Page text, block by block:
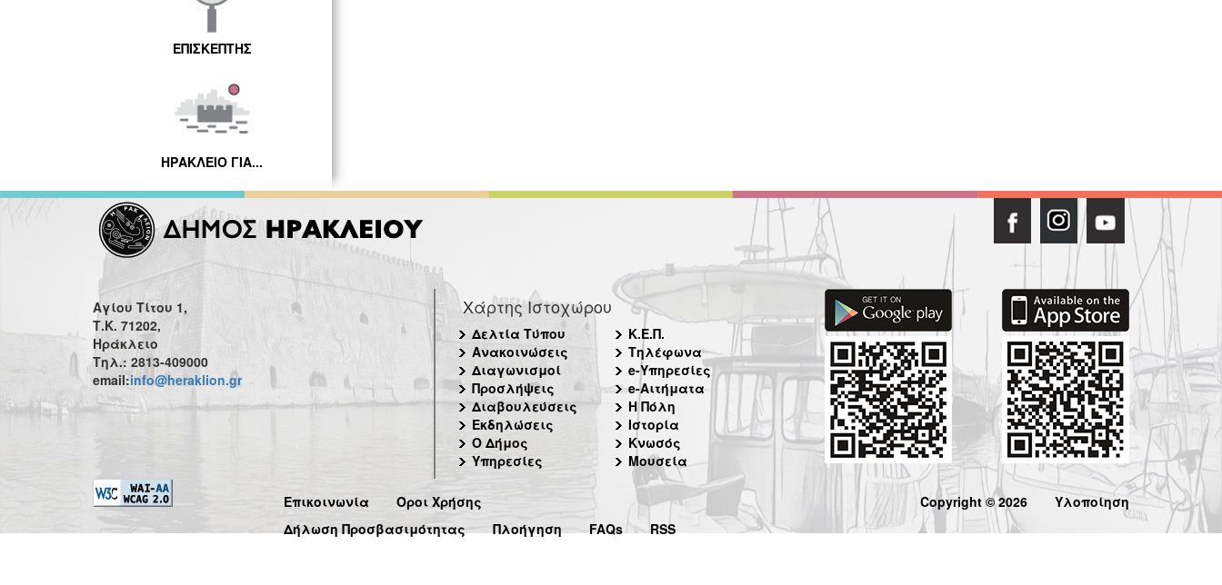
ΕΠΙΣΚΕΠΤΗΣ
ΗΡΑΚΛΕΙΟ ΓΙΑ...
Αγίου Τίτου 1,
Τ.Κ. 71202,
Ηράκλειο
Τηλ.: 2813-409000
email:info@heraklion.gr
Χάρτης Ιστοχώρου
Δελτία Τύπου
Ανακοινώσεις
Διαγωνισμοί
Προσλήψεις
Διαβουλεύσεις
Εκδηλώσεις
Ο Δήμος
Υπηρεσίες
Κ.Ε.Π.
Τηλέφωνα
e-Υπηρεσίες
e-Αιτήματα
Η Πόλη
Ιστορία
Κνωσός
Μουσεία
Επικοινωνία
Όροι Χρήσης
Δήλωση Προσβασιμότητας
Πλοήγηση FAQs RSS
Copyright © 2026 Υλοποίηση